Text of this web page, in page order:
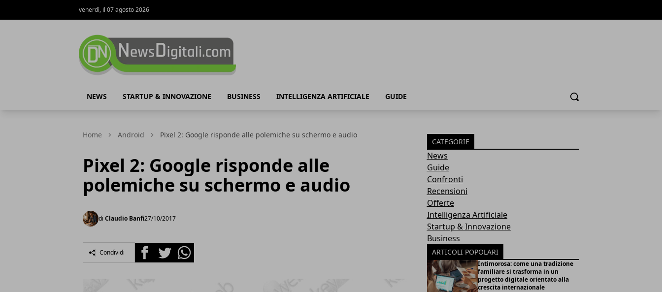
venerdì, il 07 agosto 2026
NEWS STARTUP & INNOVAZIONE BUSINESS INTELLIGENZA ARTIFICIALE GUIDE Cerca
Home Android Pixel 2: Google risponde alle polemiche su schermo e audio
Pixel 2: Google risponde alle
polemiche su schermo e audio
di Claudio Banfi27/10/2017
Condividi FacebookTwitterWhatsapp
CATEGORIE
News
Guide
Confronti
Recensioni
Offerte
Intelligenza Artificiale
Startup & Innovazione
Business
ARTICOLI POPOLARI
Intimorosa: come una tradizione
familiare si trasforma in un
progetto digitale orientato alla
crescita internazionale